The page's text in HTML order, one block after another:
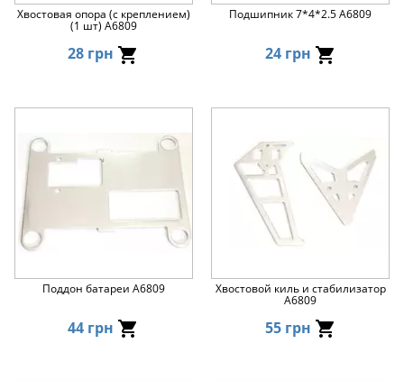
Хвостовая опора (с креплением)
(1 шт) A6809
28 грн
Подшипник 7*4*2.5 A6809
24 грн
Поддон батареи A6809
44 грн
Хвостовой киль и стабилизатор
A6809
55 грн